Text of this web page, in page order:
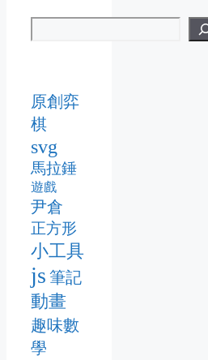
原創弈
棋
svg
馬拉錘
遊戲
尹倉
正方形
小工具
js 筆記
動畫
趣味數
學